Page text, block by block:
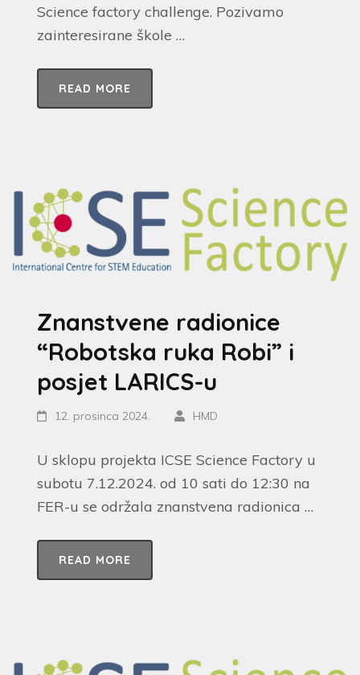
Science factory challenge. Pozivamo
zainteresirane škole …
READ MORE
Znanstvene radionice
“Robotska ruka Robi” i
posjet LARICS-u
12. prosinca 2024. HMD
U sklopu projekta ICSE Science Factory u
subotu 7.12.2024. od 10 sati do 12:30 na
FER-u se održala znanstvena radionica …
READ MORE